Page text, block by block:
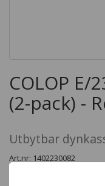
COLOP E/
(2-pack) -
Utbytbar
Art.nr: 1402230082